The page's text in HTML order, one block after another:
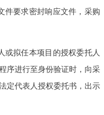
件要求密封响应文件，采购
或拟任本项目的授权委托人
序进行至身份验证时，向采
定代表人授权委托书，出示